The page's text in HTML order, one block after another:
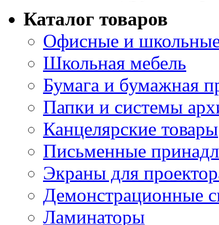
Каталог товаров
Офисные и
Школьная мебель
Бумага и бумажная
Папки и системы
Канцелярские товары
Письменные
Экраны для
Демонстрационные
Ламинаторы